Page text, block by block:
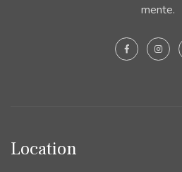
mente.
Location